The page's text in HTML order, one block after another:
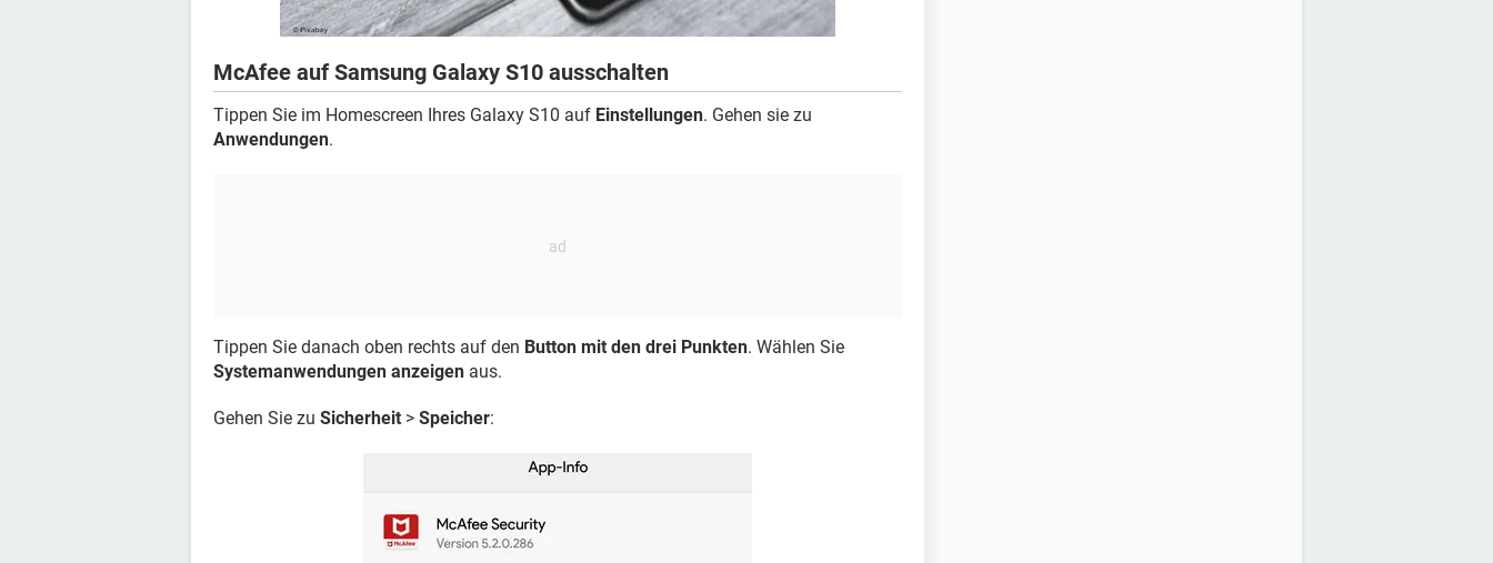
McAfee auf Samsung Galaxy S10 ausschalten
Tippen Sie im Homescreen Ihres Galaxy S10 auf Einstellungen. Gehen sie zu
Anwendungen.
Tippen Sie danach oben rechts auf den Button mit den drei Punkten. Wählen Sie
Systemanwendungen anzeigen aus.
Gehen Sie zu Sicherheit > Speicher: